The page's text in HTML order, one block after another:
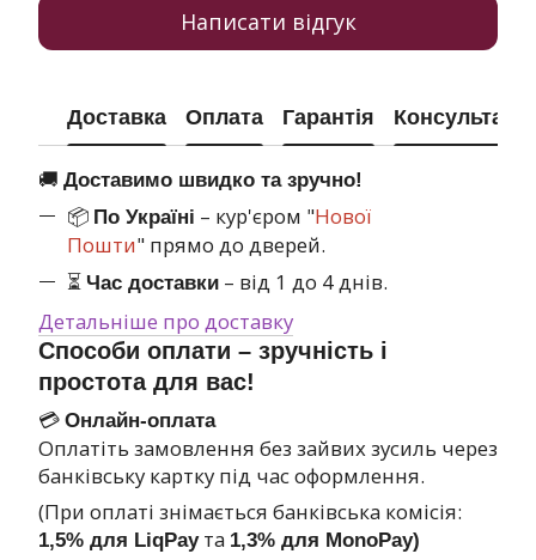
Написати відгук
Доставка Оплата Гарантія Консультація
🚚 Доставимо швидко та зручно!
📦 По Україні – кур'єром "Нової
Пошти" прямо до дверей.
⏳ Час доставки – від 1 до 4 днів.
Детальніше про доставку
Способи оплати – зручність і
простота для вас!
💳 Онлайн-оплата
Оплатіть замовлення без зайвих зусиль через
банківську картку під час оформлення.
(При оплаті знімається банківська комісія:
1,5% для LiqPayта 1,3% для MonoPay)